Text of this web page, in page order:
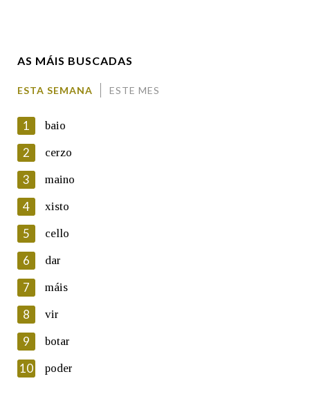
En cumprimento da normativa vixente en materia de
Protección de Datos de Carácter Persoal, a Real Academia
Galega informa a aqueles usuarios que faciliten o seu correo
electrónico, así como calquera outra información de carácter
persoal, que estes datos serán obxecto de tratamento
automatizado de carácter confidencial e incorporados aos seus
ficheiros informáticos. Así mesmo, os usuarios poderán exercer o
seu dereito de acceso, rectificación, oposición e cancelación dos
seus datos poñéndose en contacto connosco.
Lin e acepto as condicións da política de
Introduce o código que aparece na imaxe:
AS MÁIS BUSCADAS
ESTA SEMANA ESTE MES
1 baio
2 cerzo
3 maino
4 xisto
5 cello
6 dar
7 máis
8 vir
9 botar
10 poder